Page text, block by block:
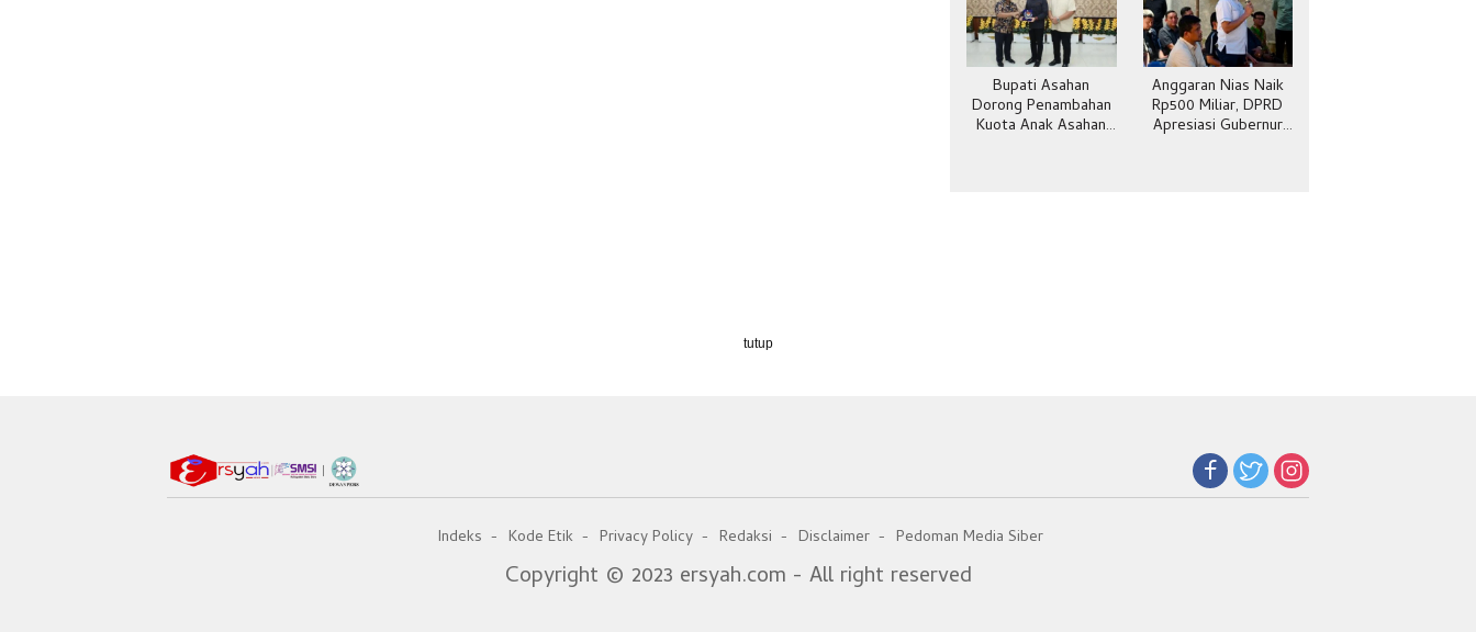
Bupati Asahan
Dorong Penambahan
Kuota Anak Asahan
Anggaran Nias Naik
Rp500 Miliar, DPRD
Apresiasi Gubernur
Indeks Kode Etik Privacy Policy Redaksi Disclaimer Pedoman Media Siber
Copyright © 2023 ersyah.com - All right reserved
tutup